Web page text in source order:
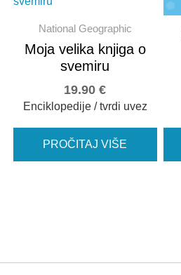
National Geographic
Moja velika knjiga o
svemiru
19.90€
Enciklopedije / tvrdi uvez
PROČITAJ VIŠE